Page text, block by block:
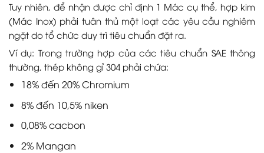
Tuy nhiên, để nhận được chỉ định 1 Mác cụ thể, hợp kim
(Mác Inox) phải tuân thủ một loạt các yêu cầu nghiêm
ngặt do tổ chức duy trì tiêu chuẩn đặt ra.
Ví dụ: Trong trường hợp của các tiêu chuẩn SAE thông
thường, thép không gỉ 304 phải chứa:
18% đến 20% Chromium
8% đến 10,5% niken
0,08% cacbon
2% Mangan